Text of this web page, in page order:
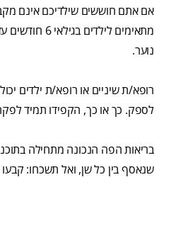
אם אתם חוששים שילדיכם אינם
נוער.
רופא/ת שיניים או רופא/ת ילדים
לספק. כך או כך, הקפידו תמיד
בריאות הפה הנכונה מתחילה
שנאסף בין כל שן, ואל תשכחו: קבעו